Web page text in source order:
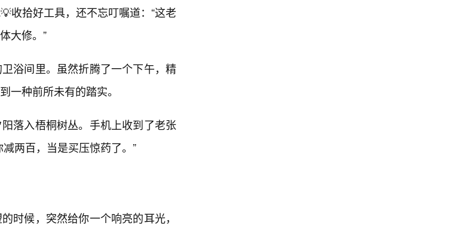
收拾好工具，还不忘叮嘱道：“这老
大修。”
浴间里。虽然折腾了一个下午，精
一种前所未有的踏实。
落入梧桐树丛。手机上收到了老张
两百，当是买压惊药了。”
时候，突然给你一个响亮的耳光，